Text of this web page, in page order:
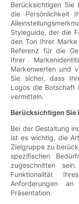
Berücksichtigen
die Persönlichkeit
Styleguide, der die
den Ton Ihrer
Referenz für die
Ihrer
Markenwerten und
Sie sicher, dass
Logos die Botschaft
vermitteln.
Berücksichtigen
Bei der Gestaltung
ist es wichtig, die
Zielgruppe zu
spezifischen
zugeschnitten
Funktionalität
Anforderungen
Präsentation.